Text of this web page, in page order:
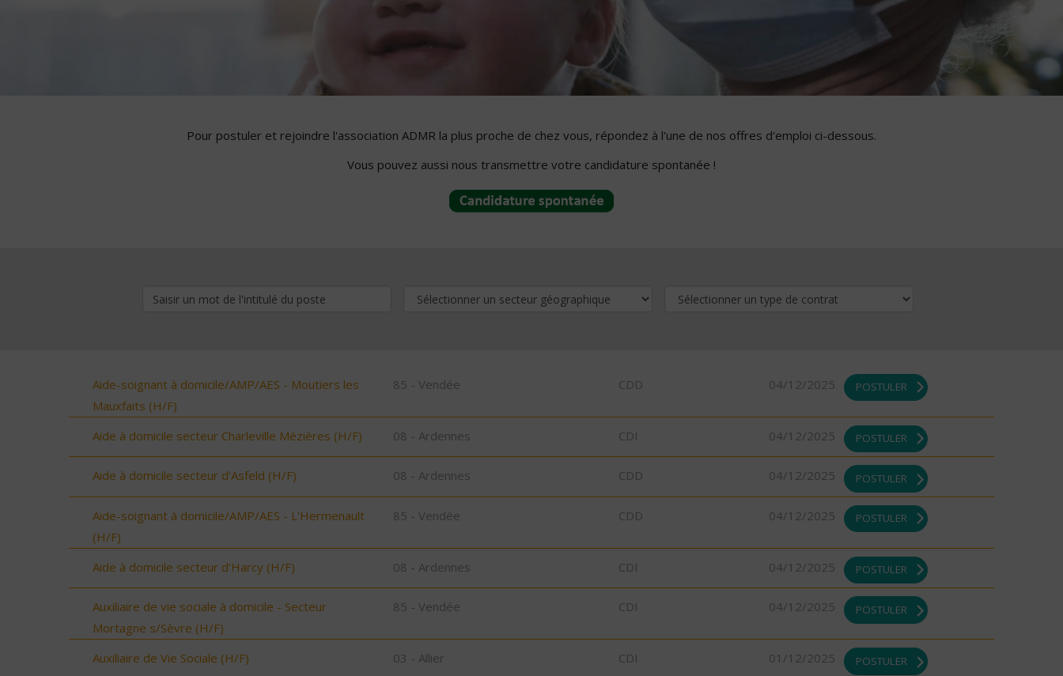
Pour postuler et rejoindre l'association ADMR la plus proche de chez vous, répondez à l'une de nos offres d'emploi ci-dessous.
Vous pouvez aussi nous transmettre votre candidature spontanée !
Aide-soignant à domicile/AMP/AES - Moutiers les
Mauxfaits (H/F)
85 - Vendée CDD 04/12/2025 POSTULER
Aide à domicile secteur Charleville Mézières (H/F) 08 - Ardennes CDI 04/12/2025 POSTULER
Aide à domicile secteur d'Asfeld (H/F) 08 - Ardennes CDD 04/12/2025 POSTULER
Aide-soignant à domicile/AMP/AES - L'Hermenault
(H/F)
85 - Vendée CDD 04/12/2025 POSTULER
Aide à domicile secteur d'Harcy (H/F) 08 - Ardennes CDI 04/12/2025 POSTULER
Auxiliaire de vie sociale à domicile - Secteur
Mortagne s/Sèvre (H/F)
85 - Vendée CDI 04/12/2025 POSTULER
Auxiliaire de Vie Sociale (H/F) 03 - Allier CDI 01/12/2025 POSTULER